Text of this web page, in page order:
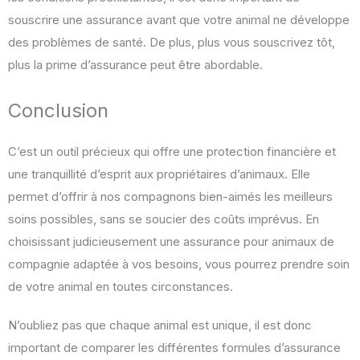
souscrire une assurance avant que votre animal ne développe
des problèmes de santé. De plus, plus vous souscrivez tôt,
plus la prime d’assurance peut être abordable.
Conclusion
C’est un outil précieux qui offre une protection financière et
une tranquillité d’esprit aux propriétaires d’animaux. Elle
permet d’offrir à nos compagnons bien-aimés les meilleurs
soins possibles, sans se soucier des coûts imprévus. En
choisissant judicieusement une assurance pour animaux de
compagnie adaptée à vos besoins, vous pourrez prendre soin
de votre animal en toutes circonstances.
N’oubliez pas que chaque animal est unique, il est donc
important de comparer les différentes formules d’assurance